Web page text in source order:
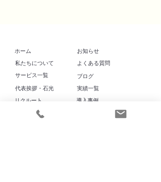
​ホーム
​私たちについて
​サービス一覧
代表挨拶・石光
リクルート
お知らせ
よくある質問
​ブログ
実績一覧
導入事例
ママヨロアカデミー